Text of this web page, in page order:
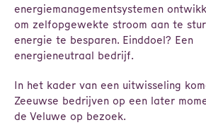
energiemanagementsystemen
om zelfopgewekte stroom aan te
energie te besparen. Einddoel? Een
energieneutraal bedrijf.
In het kader van een uitwisseling
Zeeuwse bedrijven op een later
de Veluwe op bezoek.